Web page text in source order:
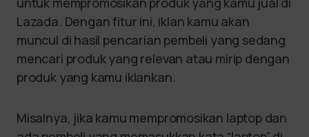
Lazada. Dengan fitur ini, iklan kamu akan
muncul di hasil pencarian pembeli yang sedang
mencari produk yang relevan atau mirip dengan
produk yang kamu iklankan.
Misalnya, jika kamu mempromosikan laptop dan